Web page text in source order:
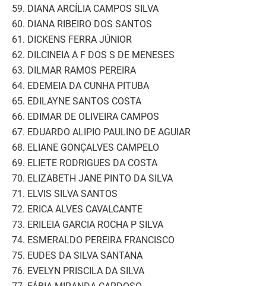
59. DIANA ARCÍLIA CAMPOS SILVA
60. DIANA RIBEIRO DOS SANTOS
61. DICKENS FERRA JÚNIOR
62. DILCINEIA A F DOS S DE MENESES
63. DILMAR RAMOS PEREIRA
64. EDEMEIA DA CUNHA PITUBA
65. EDILAYNE SANTOS COSTA
66. EDIMAR DE OLIVEIRA CAMPOS
67. EDUARDO ALIPIO PAULINO DE AGUIAR
68. ELIANE GONÇALVES CAMPELO
69. ELIETE RODRIGUES DA COSTA
70. ELIZABETH JANE PINTO DA SILVA
71. ELVIS SILVA SANTOS
72. ERICA ALVES CAVALCANTE
73. ERILEIA GARCIA ROCHA P SILVA
74. ESMERALDO PEREIRA FRANCISCO
75. EUDES DA SILVA SANTANA
76. EVELYN PRISCILA DA SILVA